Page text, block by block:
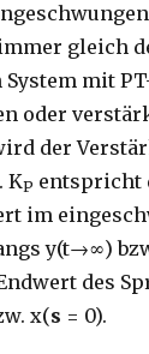
gleich
mit
oder
der
KP entspricht
im
y(t→∞)
des
x(s = 0).